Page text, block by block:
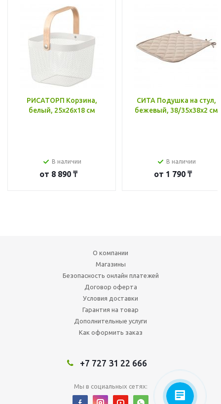
РИСАТОРП Корзина,
белый, 25x26x18 см
В наличии
от 8 890 ₸
СИТА Подушка на стул,
бежевый, 38/35x38x2 см
В наличии
от 1 790 ₸
О компании
Магазины
Безопасность онлайн платежей
Договор оферта
Условия доставки
Гарантия на товар
Дополнительные услуги
Как оформить заказ
+7 727 31 22 666
Мы в социальных сетях: